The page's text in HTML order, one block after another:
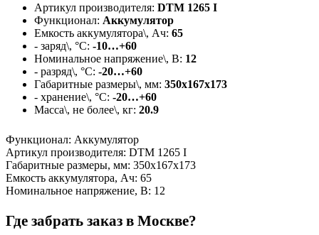
Артикул производителя: DTM 1265 I
Функционал: Аккумулятор
Емкость аккумулятора\, Ач: 65
- заряд\, °C: -10…+60
Номинальное напряжение\, В: 12
- разряд\, °C: -20…+60
Габаритные размеры\, мм: 350х167х173
- хранение\, °C: -20…+60
Масса\, не более\, кг: 20.9
Функционал: Аккумулятор
Артикул производителя: DTM 1265 I
Габаритные размеры, мм: 350х167х173
Емкость аккумулятора, Ач: 65
Номинальное напряжение, В: 12
Где забрать заказ в Москве?